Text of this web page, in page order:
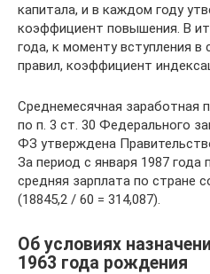
капитала, и в каждом году
коэффициент повышения. В
года, к моменту вступления в
правил, коэффициент
Среднемесячная заработная
по п. 3 ст. 30 Федерального
ФЗ утверждена
За период с января 1987 года
средняя зарплата по стране
(18845,2 / 60 = 314,087).
Об условиях
1963 года рождения